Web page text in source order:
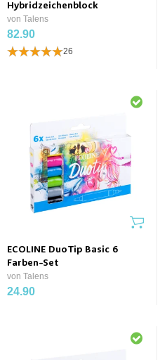
Hybridzeichenblock
von Talens
82.90
26
ECOLINE DuoTip Basic 6
Farben-Set
von Talens
24.90